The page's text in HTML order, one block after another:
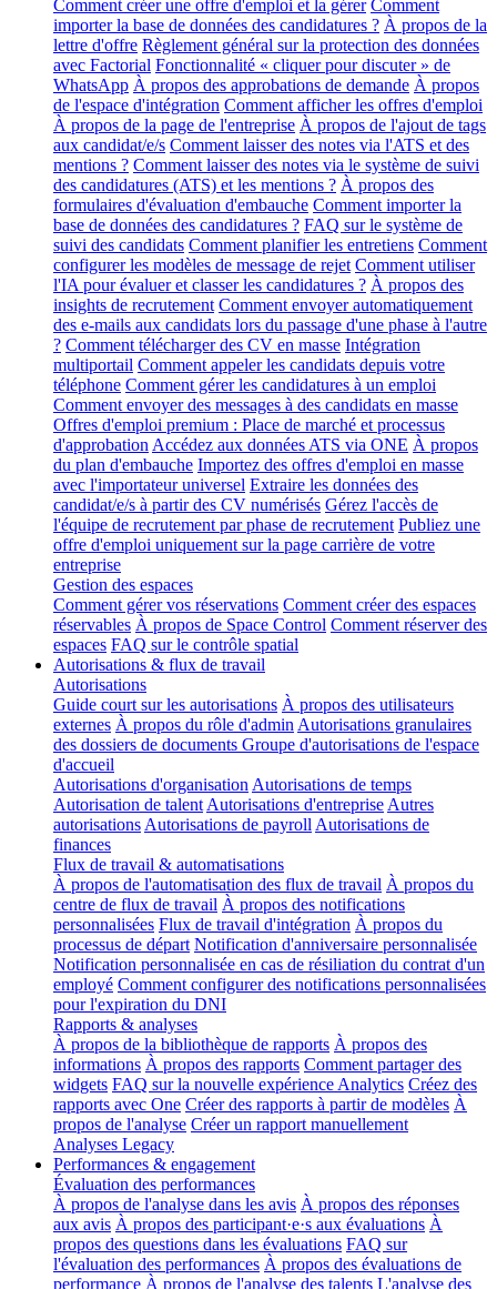
Comment créer une offre d'emploi et la gérer Comment
importer la base de données des candidatures ? À propos de la
lettre d'offre Règlement général sur la protection des données
avec Factorial Fonctionnalité « cliquer pour discuter » de
WhatsApp À propos des approbations de demande À propos
de l'espace d'intégration Comment afficher les offres d'emploi
À propos de la page de l'entreprise À propos de l'ajout de tags
aux candidat/e/s Comment laisser des notes via l'ATS et des
mentions ? Comment laisser des notes via le système de suivi
des candidatures (ATS) et les mentions ? À propos des
formulaires d'évaluation d'embauche Comment importer la
base de données des candidatures ? FAQ sur le système de
suivi des candidats Comment planifier les entretiens Comment
configurer les modèles de message de rejet Comment utiliser
l'IA pour évaluer et classer les candidatures ? À propos des
insights de recrutement Comment envoyer automatiquement
des e-mails aux candidats lors du passage d'une phase à l'autre
? Comment télécharger des CV en masse Intégration
multiportail Comment appeler les candidats depuis votre
téléphone Comment gérer les candidatures à un emploi
Comment envoyer des messages à des candidats en masse
Offres d'emploi premium : Place de marché et processus
d'approbation Accédez aux données ATS via ONE À propos
du plan d'embauche Importez des offres d'emploi en masse
avec l'importateur universel Extraire les données des
candidat/e/s à partir des CV numérisés Gérez l'accès de
l'équipe de recrutement par phase de recrutement Publiez une
offre d'emploi uniquement sur la page carrière de votre
entreprise
Gestion des espaces
Comment gérer vos réservations Comment créer des espaces
réservables À propos de Space Control Comment réserver des
espaces FAQ sur le contrôle spatial
Autorisations & flux de travail
Autorisations
Guide court sur les autorisations À propos des utilisateurs
externes À propos du rôle d'admin Autorisations granulaires
des dossiers de documents Groupe d'autorisations de l'espace
d'accueil
Autorisations d'organisation Autorisations de temps
Autorisation de talent Autorisations d'entreprise Autres
autorisations Autorisations de payroll Autorisations de
finances
Flux de travail & automatisations
À propos de l'automatisation des flux de travail À propos du
centre de flux de travail À propos des notifications
personnalisées Flux de travail d'intégration À propos du
processus de départ Notification d'anniversaire personnalisée
Notification personnalisée en cas de résiliation du contrat d'un
employé Comment configurer des notifications personnalisées
pour l'expiration du DNI
Rapports & analyses
À propos de la bibliothèque de rapports À propos des
informations À propos des rapports Comment partager des
widgets FAQ sur la nouvelle expérience Analytics Créez des
rapports avec One Créer des rapports à partir de modèles À
propos de l'analyse Créer un rapport manuellement
Analyses Legacy
Performances & engagement
Évaluation des performances
À propos de l'analyse dans les avis À propos des réponses
aux avis À propos des participant·e·s aux évaluations À
propos des questions dans les évaluations FAQ sur
l'évaluation des performances À propos des évaluations de
performance À propos de l'analyse des talents L'analyse des